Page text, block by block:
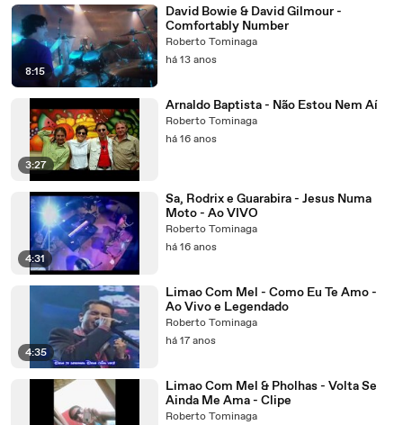
8:15
David Bowie & David Gilmour -
Comfortably Number
Roberto Tominaga
há 13 anos
3:27
Arnaldo Baptista - Não Estou Nem Aí
Roberto Tominaga
há 16 anos
4:31
Sa, Rodrix e Guarabira - Jesus Numa
Moto - Ao VIVO
Roberto Tominaga
há 16 anos
4:35
Limao Com Mel - Como Eu Te Amo -
Ao Vivo e Legendado
Roberto Tominaga
há 17 anos
Limao Com Mel & Pholhas - Volta Se
Ainda Me Ama - Clipe
Roberto Tominaga